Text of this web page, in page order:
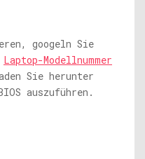
googeln Sie
Laptop-Modellnummer
Sie herunter
auszuführen.